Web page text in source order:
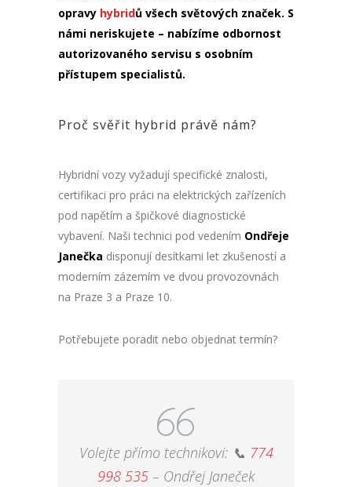
opravy hybridů všech světových značek. S
námi neriskujete – nabízíme odbornost
autorizovaného servisu s osobním
přístupem specialistů.
Proč svěřit hybrid právě nám?
Hybridní vozy vyžadují specifické znalosti,
certifikaci pro práci na elektrických zařízeních
pod napětím a špičkové diagnostické
vybavení. Naši technici pod vedením Ondřeje
Janečka disponují desítkami let zkušeností a
moderním zázemím ve dvou provozovnách
na Praze 3 a Praze 10.
Potřebujete poradit nebo objednat termín?
Volejte přímo technikovi: 📞 774
998 535 – Ondřej Janeček